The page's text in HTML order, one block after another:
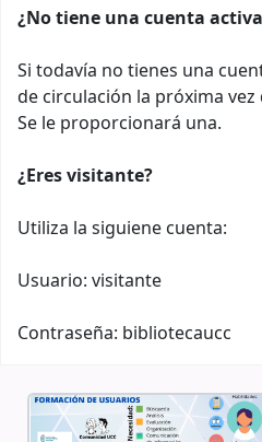
¿No tiene una cuenta
Si todavía no tienes una
de circulación la próxima
Se le proporcionará una.
¿Eres visitante?
Utiliza la siguiene cuenta:
Usuario: visitante
Contraseña: bibliotecaucc